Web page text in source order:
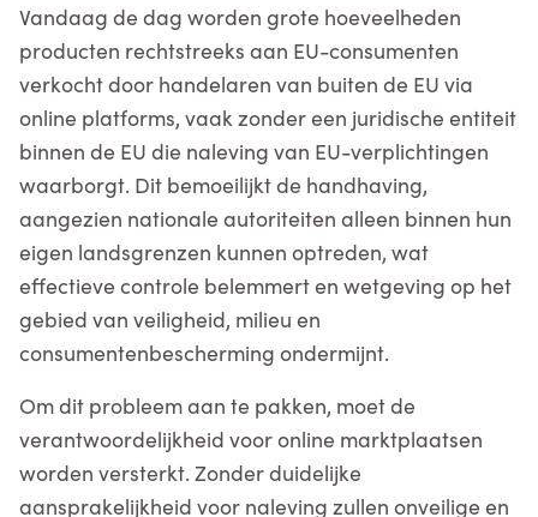
Vandaag de dag worden grote hoeveelheden
producten rechtstreeks aan EU-consumenten
verkocht door handelaren van buiten de EU via
online platforms, vaak zonder een juridische entiteit
binnen de EU die naleving van EU-verplichtingen
waarborgt. Dit bemoeilijkt de handhaving,
aangezien nationale autoriteiten alleen binnen hun
eigen landsgrenzen kunnen optreden, wat
effectieve controle belemmert en wetgeving op het
gebied van veiligheid, milieu en
consumentenbescherming ondermijnt.
Om dit probleem aan te pakken, moet de
verantwoordelijkheid voor online marktplaatsen
worden versterkt. Zonder duidelijke
aansprakelijkheid voor naleving zullen onveilige en